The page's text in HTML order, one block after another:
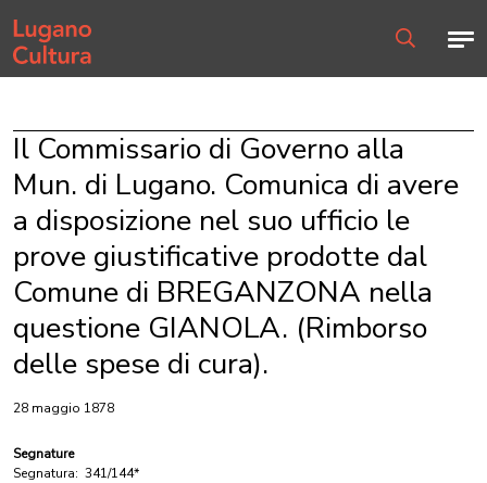
Home page
Il Commissario di Governo alla
Mun. di Lugano. Comunica di avere
a disposizione nel suo ufficio le
prove giustificative prodotte dal
Comune di BREGANZONA nella
questione GIANOLA. (Rimborso
delle spese di cura).
28 maggio 1878
Segnature
Segnatura: 341/144*